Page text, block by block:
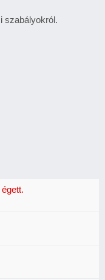
szabályokról.